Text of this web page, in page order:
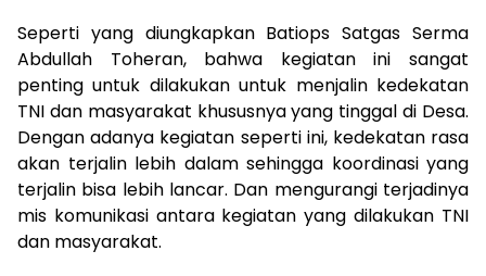
Seperti yang diungkapkan Batiops Satgas Serma
Abdullah Toheran, bahwa kegiatan ini sangat
penting untuk dilakukan untuk menjalin kedekatan
TNI dan masyarakat khususnya yang tinggal di Desa.
Dengan adanya kegiatan seperti ini, kedekatan rasa
akan terjalin lebih dalam sehingga koordinasi yang
terjalin bisa lebih lancar. Dan mengurangi terjadinya
mis komunikasi antara kegiatan yang dilakukan TNI
dan masyarakat.